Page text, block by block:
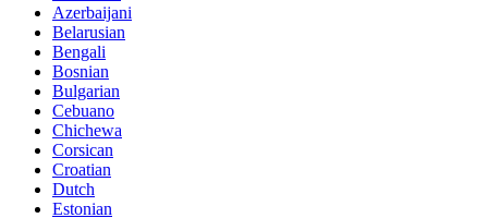
Azerbaijani
Belarusian
Bengali
Bosnian
Bulgarian
Cebuano
Chichewa
Corsican
Croatian
Dutch
Estonian